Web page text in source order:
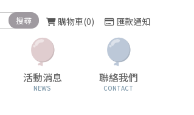
購物車 0 匯款通知
活動消息
NEWS
聯絡我們
CONTACT